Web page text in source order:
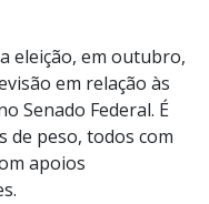
eleição, em outubro,
em relação às
Senado Federal. É
de peso, todos com
apoios